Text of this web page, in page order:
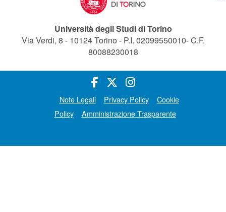
Università degli Studi di Torino
Via Verdi, 8 - 10124 Torino - P.I. 02099550010- C.F.
80088230018
Note Legali Privacy Policy
Cookie
Policy
Amministrazione Trasparente